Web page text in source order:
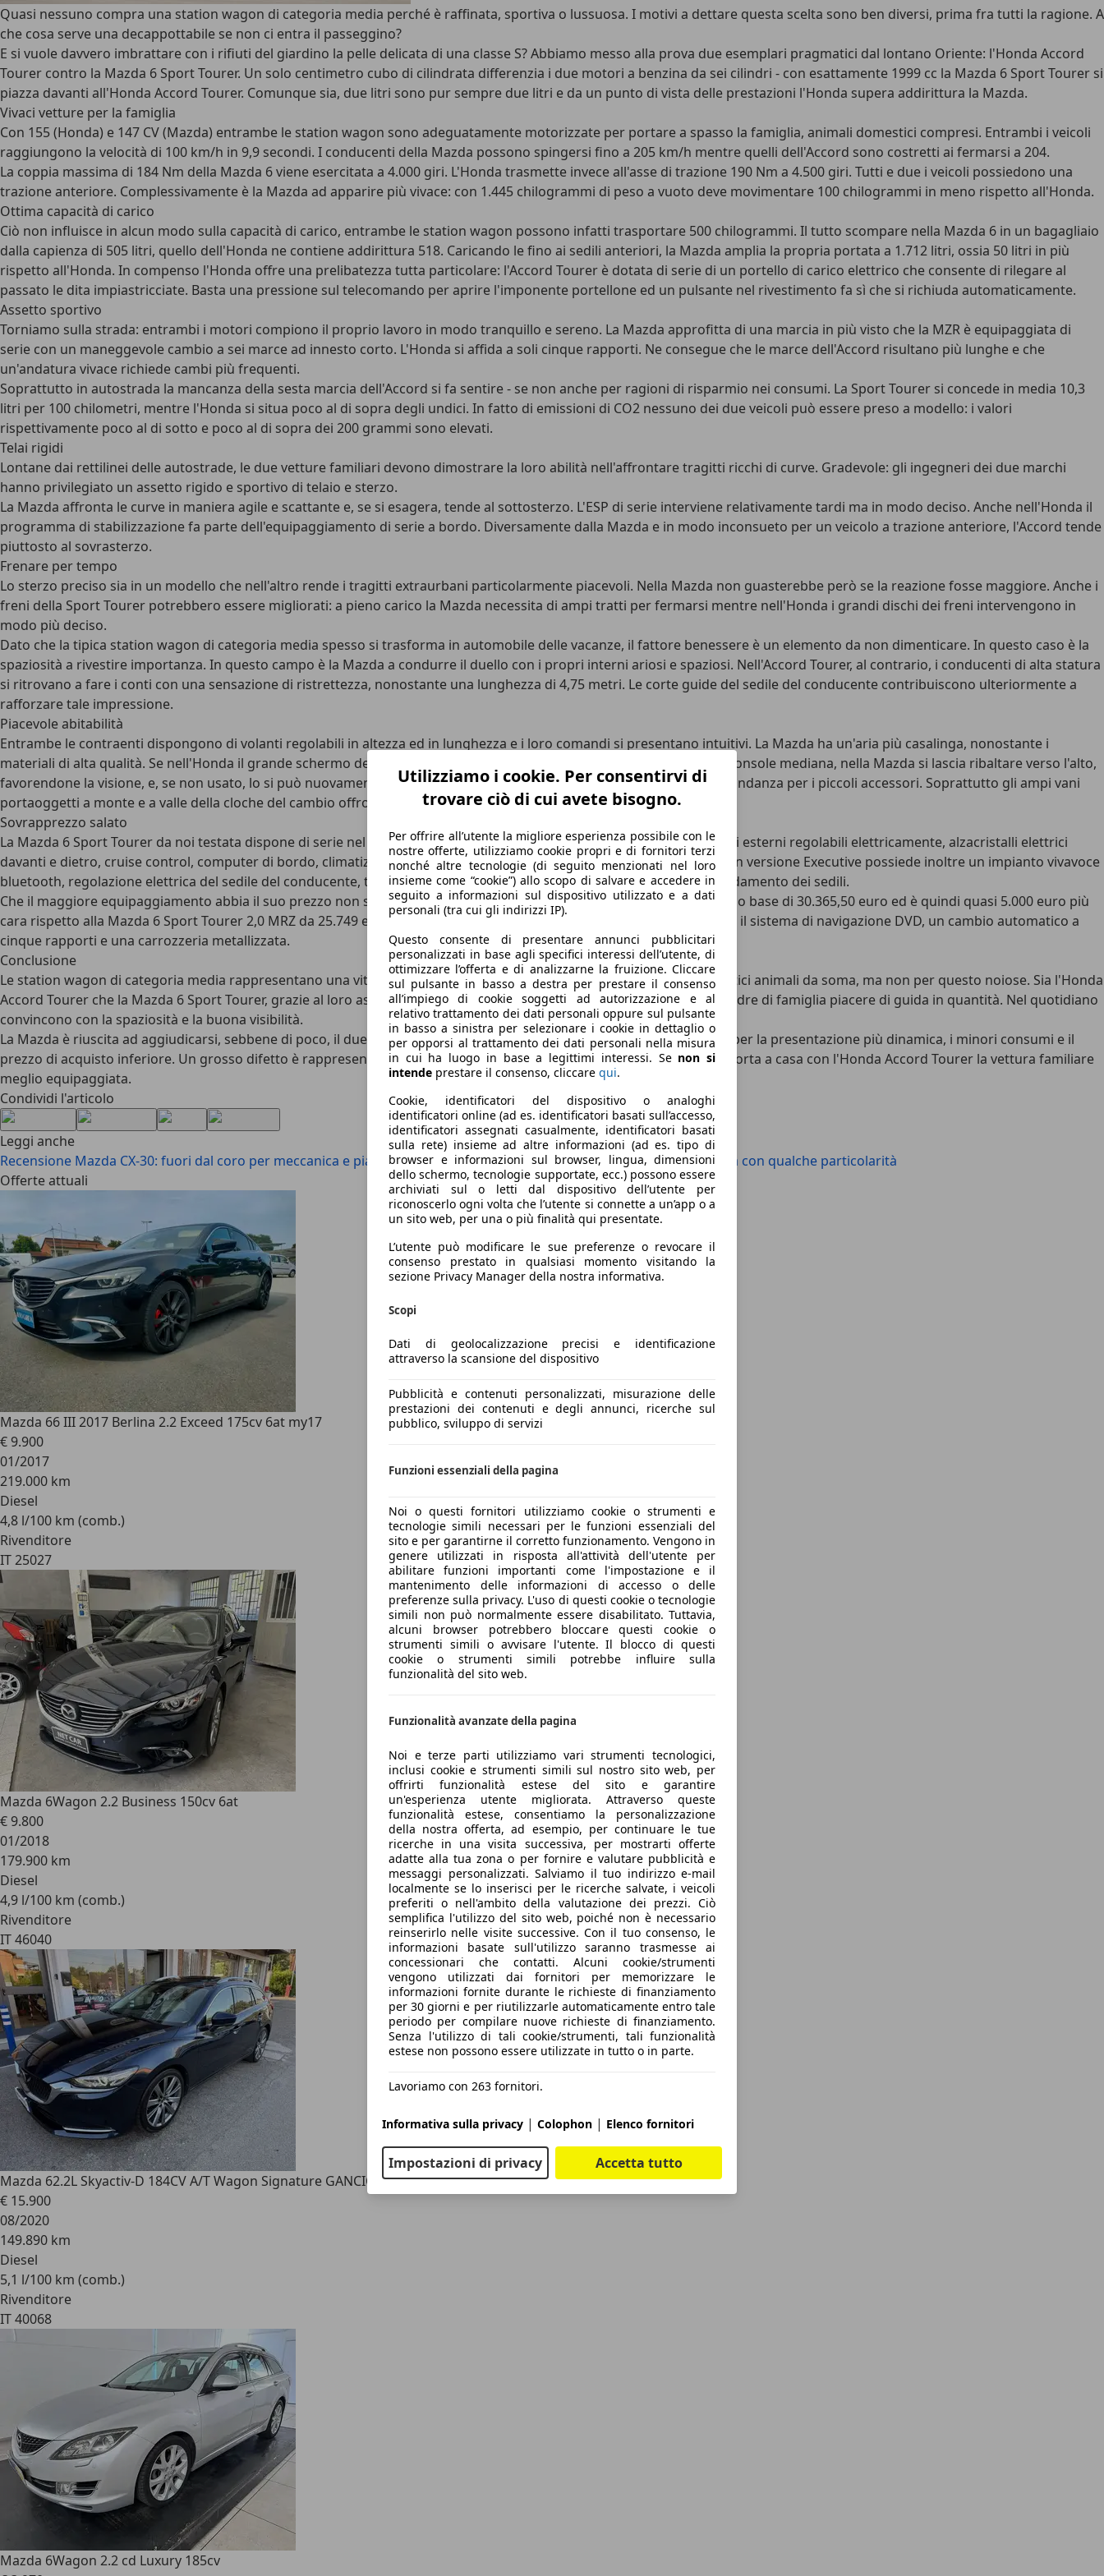
Utilizziamo i cookie. Per consentirvi di
trovare ciò di cui avete bisogno.
Per offrire all’utente la migliore esperienza possibile con le
nostre offerte, utilizziamo cookie propri e di fornitori terzi
nonché altre tecnologie (di seguito menzionati nel loro
insieme come “cookie”) allo scopo di salvare e accedere in
seguito a informazioni sul dispositivo utilizzato e a dati
personali (tra cui gli indirizzi IP).
Questo consente di presentare annunci pubblicitari
personalizzati in base agli specifici interessi dell’utente, di
ottimizzare l’offerta e di analizzarne la fruizione. Cliccare
sul pulsante in basso a destra per prestare il consenso
all’impiego di cookie soggetti ad autorizzazione e al
relativo trattamento dei dati personali oppure sul pulsante
in basso a sinistra per selezionare i cookie in dettaglio o
per opporsi al trattamento dei dati personali nella misura
in cui ha luogo in base a legittimi interessi. Se non si
intende prestare il consenso, cliccare qui.
Cookie, identificatori del dispositivo o analoghi
identificatori online (ad es. identificatori basati sull’accesso,
identificatori assegnati casualmente, identificatori basati
sulla rete) insieme ad altre informazioni (ad es. tipo di
browser e informazioni sul browser, lingua, dimensioni
dello schermo, tecnologie supportate, ecc.) possono essere
archiviati sul o letti dal dispositivo dell’utente per
riconoscerlo ogni volta che l’utente si connette a un’app o a
un sito web, per una o più finalità qui presentate.
L’utente può modificare le sue preferenze o revocare il
consenso prestato in qualsiasi momento visitando la
sezione Privacy Manager della nostra informativa.
Scopi
Dati di geolocalizzazione precisi e identificazione
attraverso la scansione del dispositivo
Pubblicità e contenuti personalizzati, misurazione delle
prestazioni dei contenuti e degli annunci, ricerche sul
pubblico, sviluppo di servizi
Funzioni essenziali della pagina
Noi o questi fornitori utilizziamo cookie o strumenti e
tecnologie simili necessari per le funzioni essenziali del
sito e per garantirne il corretto funzionamento. Vengono in
genere utilizzati in risposta all'attività dell'utente per
abilitare funzioni importanti come l'impostazione e il
mantenimento delle informazioni di accesso o delle
preferenze sulla privacy. L'uso di questi cookie o tecnologie
simili non può normalmente essere disabilitato. Tuttavia,
alcuni browser potrebbero bloccare questi cookie o
strumenti simili o avvisare l'utente. Il blocco di questi
cookie o strumenti simili potrebbe influire sulla
funzionalità del sito web.
Funzionalità avanzate della pagina
Noi e terze parti utilizziamo vari strumenti tecnologici,
inclusi cookie e strumenti simili sul nostro sito web, per
offrirti funzionalità estese del sito e garantire
un'esperienza utente migliorata. Attraverso queste
funzionalità estese, consentiamo la personalizzazione
della nostra offerta, ad esempio, per continuare le tue
ricerche in una visita successiva, per mostrarti offerte
adatte alla tua zona o per fornire e valutare pubblicità e
messaggi personalizzati. Salviamo il tuo indirizzo e-mail
localmente se lo inserisci per le ricerche salvate, i veicoli
preferiti o nell'ambito della valutazione dei prezzi. Ciò
semplifica l'utilizzo del sito web, poiché non è necessario
reinserirlo nelle visite successive. Con il tuo consenso, le
informazioni basate sull'utilizzo saranno trasmesse ai
concessionari che contatti. Alcuni cookie/strumenti
vengono utilizzati dai fornitori per memorizzare le
informazioni fornite durante le richieste di finanziamento
per 30 giorni e per riutilizzarle automaticamente entro tale
periodo per compilare nuove richieste di finanziamento.
Senza l'utilizzo di tali cookie/strumenti, tali funzionalità
estese non possono essere utilizzate in tutto o in parte.
Lavoriamo con 263 fornitori.
Informativa sulla privacy | Colophon | Elenco fornitori
Impostazioni di privacy Accetta tutto
Quasi nessuno compra una station wagon di categoria media perché è raffinata, sportiva o lussuosa. I motivi a dettare questa scelta sono ben diversi, prima fra tutti la ragione. A
che cosa serve una decappottabile se non ci entra il passeggino?
E si vuole davvero imbrattare con i rifiuti del giardino la pelle delicata di una classe S? Abbiamo messo alla prova due esemplari pragmatici dal lontano Oriente: l'Honda Accord
Tourer contro la Mazda 6 Sport Tourer. Un solo centimetro cubo di cilindrata differenzia i due motori a benzina da sei cilindri - con esattamente 1999 cc la Mazda 6 Sport Tourer si
piazza davanti all'Honda Accord Tourer. Comunque sia, due litri sono pur sempre due litri e da un punto di vista delle prestazioni l'Honda supera addirittura la Mazda.
Vivaci vetture per la famiglia
Con 155 (Honda) e 147 CV (Mazda) entrambe le station wagon sono adeguatamente motorizzate per portare a spasso la famiglia, animali domestici compresi. Entrambi i veicoli
raggiungono la velocità di 100 km/h in 9,9 secondi. I conducenti della Mazda possono spingersi fino a 205 km/h mentre quelli dell'Accord sono costretti ai fermarsi a 204.
La coppia massima di 184 Nm della Mazda 6 viene esercitata a 4.000 giri. L'Honda trasmette invece all'asse di trazione 190 Nm a 4.500 giri. Tutti e due i veicoli possiedono una
trazione anteriore. Complessivamente è la Mazda ad apparire più vivace: con 1.445 chilogrammi di peso a vuoto deve movimentare 100 chilogrammi in meno rispetto all'Honda.
Ottima capacità di carico
Ciò non influisce in alcun modo sulla capacità di carico, entrambe le station wagon possono infatti trasportare 500 chilogrammi. Il tutto scompare nella Mazda 6 in un bagagliaio
dalla capienza di 505 litri, quello dell'Honda ne contiene addirittura 518. Caricando le fino ai sedili anteriori, la Mazda amplia la propria portata a 1.712 litri, ossia 50 litri in più
rispetto all'Honda. In compenso l'Honda offre una prelibatezza tutta particolare: l'Accord Tourer è dotata di serie di un portello di carico elettrico che consente di rilegare al
passato le dita impiastricciate. Basta una pressione sul telecomando per aprire l'imponente portellone ed un pulsante nel rivestimento fa sì che si richiuda automaticamente.
Assetto sportivo
Torniamo sulla strada: entrambi i motori compiono il proprio lavoro in modo tranquillo e sereno. La Mazda approfitta di una marcia in più visto che la MZR è equipaggiata di
serie con un maneggevole cambio a sei marce ad innesto corto. L'Honda si affida a soli cinque rapporti. Ne consegue che le marce dell'Accord risultano più lunghe e che
un'andatura vivace richiede cambi più frequenti.
Soprattutto in autostrada la mancanza della sesta marcia dell'Accord si fa sentire - se non anche per ragioni di risparmio nei consumi. La Sport Tourer si concede in media 10,3
litri per 100 chilometri, mentre l'Honda si situa poco al di sopra degli undici. In fatto di emissioni di CO2 nessuno dei due veicoli può essere preso a modello: i valori
rispettivamente poco al di sotto e poco al di sopra dei 200 grammi sono elevati.
Telai rigidi
Lontane dai rettilinei delle autostrade, le due vetture familiari devono dimostrare la loro abilità nell'affrontare tragitti ricchi di curve. Gradevole: gli ingegneri dei due marchi
hanno privilegiato un assetto rigido e sportivo di telaio e sterzo.
La Mazda affronta le curve in maniera agile e scattante e, se si esagera, tende al sottosterzo. L'ESP di serie interviene relativamente tardi ma in modo deciso. Anche nell'Honda il
programma di stabilizzazione fa parte dell'equipaggiamento di serie a bordo. Diversamente dalla Mazda e in modo inconsueto per un veicolo a trazione anteriore, l'Accord tende
piuttosto al sovrasterzo.
Frenare per tempo
Lo sterzo preciso sia in un modello che nell'altro rende i tragitti extraurbani particolarmente piacevoli. Nella Mazda non guasterebbe però se la reazione fosse maggiore. Anche i
freni della Sport Tourer potrebbero essere migliorati: a pieno carico la Mazda necessita di ampi tratti per fermarsi mentre nell'Honda i grandi dischi dei freni intervengono in
modo più deciso.
Dato che la tipica station wagon di categoria media spesso si trasforma in automobile delle vacanze, il fattore benessere è un elemento da non dimenticare. In questo caso è la
spaziosità a rivestire importanza. In questo campo è la Mazda a condurre il duello con i propri interni ariosi e spaziosi. Nell'Accord Tourer, al contrario, i conducenti di alta statura
si ritrovano a fare i conti con una sensazione di ristrettezza, nonostante una lunghezza di 4,75 metri. Le corte guide del sedile del conducente contribuiscono ulteriormente a
rafforzare tale impressione.
Piacevole abitabilità
Entrambe le contraenti dispongono di volanti regolabili in altezza ed in lunghezza e i loro comandi si presentano intuitivi. La Mazda ha un'aria più casalinga, nonostante i
materiali di alta qualità. Se nell'Honda il grande schermo del sistema di navigazione è posizionato centralmente nella console mediana, nella Mazda si lascia ribaltare verso l'alto,
favorendone la visione, e, se non usato, lo si può nuovamente abbassare. In entrambe le automobili vi è spazio in abbondanza per i piccoli accessori. Soprattutto gli ampi vani
portaoggetti a monte e a valle della cloche del cambio offrono sufficienti possibilità di stipatura.
Sovrapprezzo salato
La Mazda 6 Sport Tourer da noi testata dispone di serie nel livello di equipaggiamento Exclusiv di specchietti retrovisori esterni regolabili elettricamente, alzacristalli elettrici
davanti e dietro, cruise control, computer di bordo, climatizzatore automatico e un'autoradio con lettore CD. L'Honda in versione Executive possiede inoltre un impianto vivavoce
bluetooth, regolazione elettrica del sedile del conducente, tetto in vetro scorrevole, caricatore multiplo per CD e riscaldamento dei sedili.
Che il maggiore equipaggiamento abbia il suo prezzo non sorprende. L'Honda Accord Tourer 2.0 Executive ha un prezzo base di 30.365,50 euro ed è quindi quasi 5.000 euro più
cara rispetto alla Mazda 6 Sport Tourer 2,0 MRZ da 25.749 euro. Un sovrapprezzo per cui alla Mazda si può ricevere già il sistema di navigazione DVD, un cambio automatico a
cinque rapporti e una carrozzeria metallizzata.
Conclusione
Le station wagon di categoria media rappresentano una vittoria della ragione sul sentimento? No! Sono senz'altro pratici animali da soma, ma non per questo noiose. Sia l'Honda
Accord Tourer che la Mazda 6 Sport Tourer, grazie al loro assetto sportivo e le prestazioni soddisfacenti, regalano al padre di famiglia piacere di guida in quantità. Nel quotidiano
convincono con la spaziosità e la buona visibilità.
La Mazda è riuscita ad aggiudicarsi, sebbene di poco, il duello contro l'Honda. La più leggera station wagon persuade per la presentazione più dinamica, i minori consumi e il
prezzo di acquisto inferiore. Un grosso difetto è rappresentato dai freni. Chi è disposto a pagare 5.000 euro di più, si porta a casa con l'Honda Accord Tourer la vettura familiare
meglio equipaggiata.
Condividi l'articolo
Leggi anche
Recensione Mazda CX-30: fuori dal coro per meccanica e piacere di guida Test Mazda3 E-Skyactiv-X 186: piacere di guida con qualche particolarità
Offerte attuali
Mazda 66 III 2017 Berlina 2.2 Exceed 175cv 6at my17
€ 9.900
01/2017
219.000 km
Diesel
4,8 l/100 km (comb.)
Rivenditore
IT 25027
Mazda 6Wagon 2.2 Business 150cv 6at
€ 9.800
01/2018
179.900 km
Diesel
4,9 l/100 km (comb.)
Rivenditore
IT 46040
Mazda 62.2L Skyactiv-D 184CV A/T Wagon Signature GANCIO
€ 15.900
08/2020
149.890 km
Diesel
5,1 l/100 km (comb.)
Rivenditore
IT 40068
Mazda 6Wagon 2.2 cd Luxury 185cv